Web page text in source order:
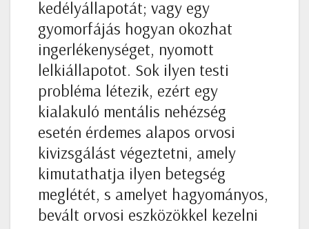
kedélyállapotát; vagy egy
gyomorfájás hogyan okozhat
ingerlékenységet, nyomott
lelkiállapotot. Sok ilyen testi
probléma létezik, ezért egy
kialakuló mentális nehézség
esetén érdemes alapos orvosi
kivizsgálást végeztetni, amely
kimutathatja ilyen betegség
meglétét, s amelyet hagyományos,
bevált orvosi eszközökkel kezelni